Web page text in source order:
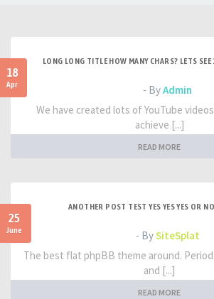
18
Apr
LONG LONG TITLE HOW MANY CHARS? LETS
- ByAdmin
We have created lots of YouTube
achieve [...]
READ MORE
25
June
ANOTHER POST TEST YES YES YES OR
- BySiteSplat
The best flat phpBB theme around.
and [...]
READ MORE